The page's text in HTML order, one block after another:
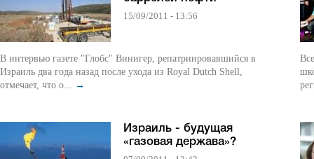
15/09/2011 - 13:56
В интервью газете "Глобс" Винигер, репатриировавшийся в
Израиль два года назад после ухода из Royal Dutch Shell,
отмечает, что о... →
Израиль - будущая
«газовая держава»?